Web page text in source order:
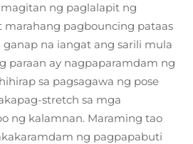
ng paglalapit ng
marahang pagbouncing pataas
na iangat ang sarili mula
paraan ay nagpaparamdam ng
sa pagsagawa ng pose
stretch sa mga
ng kalamnan. Maraming tao
ng pagpapabuti